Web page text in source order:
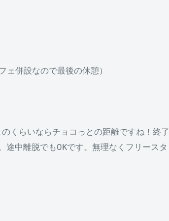
併設なので最後の休憩）
くらいならチョコっとの距離ですね！終了
途中離脱でもOKです。無理なくフリースタ